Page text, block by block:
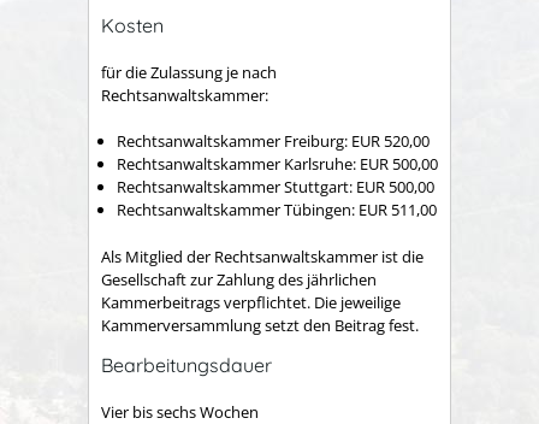
Kosten
für die Zulassung je nach
Rechtsanwaltskammer:
Rechtsanwaltskammer Freiburg: EUR 520,00
Rechtsanwaltskammer Karlsruhe: EUR 500,00
Rechtsanwaltskammer Stuttgart: EUR 500,00
Rechtsanwaltskammer Tübingen: EUR 511,00
Als Mitglied der Rechtsanwaltskammer ist die
Gesellschaft zur Zahlung des jährlichen
Kammerbeitrags verpflichtet. Die jeweilige
Kammerversammlung setzt den Beitrag fest.
Bearbeitungsdauer
Vier bis sechs Wochen